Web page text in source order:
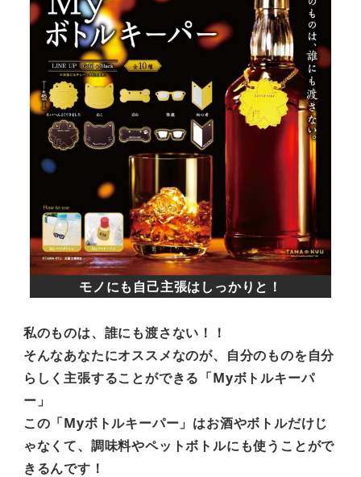
モノにも自己主張はしっかりと！
私のものは、誰にも渡さない！！
そんなあなたにオススメなのが、自分のものを自分
らしく主張することができる「Myボトルキーパ
ー」
この「Myボトルキーパー」はお酒やボトルだけじ
ゃなくて、調味料やペットボトルにも使うことがで
きるんです！